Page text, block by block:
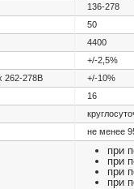
136-278
50
4400
+/-2,5%
262-278В
+/-10%
16
не менее
при
при
при
при